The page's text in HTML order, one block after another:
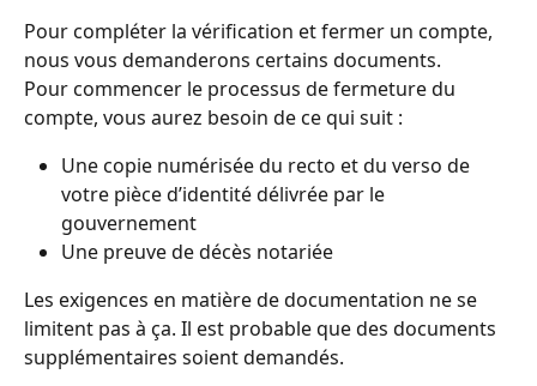
Pour compléter la vérification et fermer un compte,
nous vous demanderons certains documents.
Pour commencer le processus de fermeture du
compte, vous aurez besoin de ce qui suit :
Une copie numérisée du recto et du verso de
votre pièce d’identité délivrée par le
gouvernement
Une preuve de décès notariée
Les exigences en matière de documentation ne se
limitent pas à ça. Il est probable que des documents
supplémentaires soient demandés.